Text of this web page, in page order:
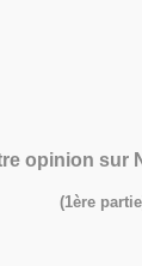
opinion sur
(1ère